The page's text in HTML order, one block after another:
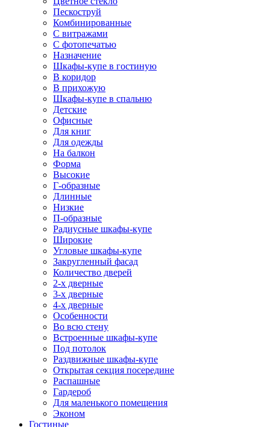
Пескоструй
Комбинированные
С витражами
С фотопечатью
Назначение
Шкафы-купе в гостиную
В коридор
В прихожую
Шкафы-купе в спальню
Детские
Офисные
Для книг
Для одежды
На балкон
Форма
Высокие
Г-образные
Длинные
Низкие
П-образные
Радиусные шкафы-купе
Широкие
Угловые шкафы-купе
Закругленный фасад
Количество дверей
2-х дверные
3-х дверные
4-х дверные
Особенности
Во всю стену
Встроенные шкафы-купе
Под потолок
Раздвижные шкафы-купе
Открытая секция посередине
Распашные
Гардероб
Для маленького помещения
Эконом
Гостиные